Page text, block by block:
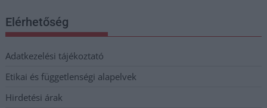
Elérhetőség
Adatkezelési tájékoztató
Etikai és függetlenségi alapelvek
Hirdetési árak